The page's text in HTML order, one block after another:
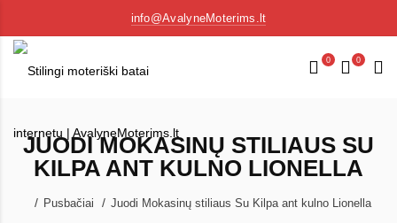
info@AvalyneMoterims.lt
0 0
JUODI MOKASINŲ STILIAUS SU
KILPA ANT KULNO LIONELLA
Pusbačiai Juodi Mokasinų stiliaus Su Kilpa ant kulno Lionella